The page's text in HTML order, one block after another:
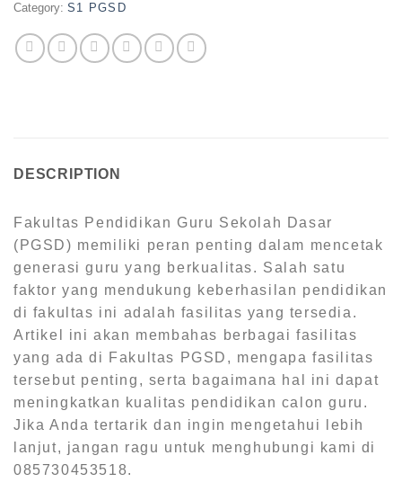
Category: S1 PGSD
DESCRIPTION
Fakultas Pendidikan Guru Sekolah Dasar
(PGSD) memiliki peran penting dalam mencetak
generasi guru yang berkualitas. Salah satu
faktor yang mendukung keberhasilan pendidikan
di fakultas ini adalah fasilitas yang tersedia.
Artikel ini akan membahas berbagai fasilitas
yang ada di Fakultas PGSD, mengapa fasilitas
tersebut penting, serta bagaimana hal ini dapat
meningkatkan kualitas pendidikan calon guru.
Jika Anda tertarik dan ingin mengetahui lebih
lanjut, jangan ragu untuk menghubungi kami di
085730453518.